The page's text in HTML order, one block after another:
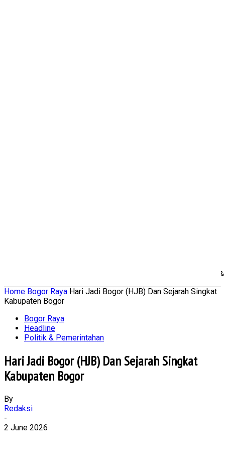
Politik
Home Bogor Raya Hari Jadi Bogor (HJB) Dan Sejarah Singkat
Kabupaten Bogor
Bogor Raya
Headline
Politik & Pemerintahan
Hari Jadi Bogor (HJB) Dan Sejarah Singkat
Kabupaten Bogor
By
Redaksi
-
2 June 2026